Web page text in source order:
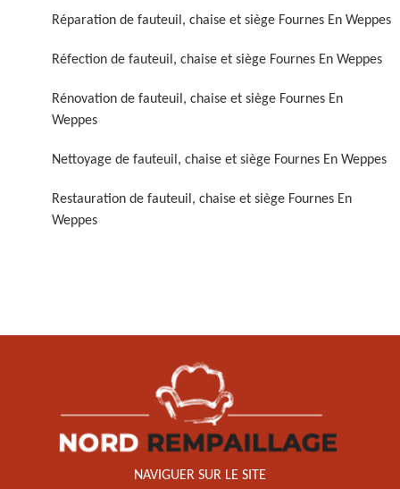
chaise et siège 59
chaise et siège 59
Réparation de fauteuil, chaise et siège Fournes En Weppes
Réfection de fauteuil, chaise et siège Fournes En Weppes
Rénovation de fauteuil, chaise et siège Fournes En
Weppes
Nettoyage de fauteuil, chaise et siège Fournes En Weppes
Restauration de fauteuil, chaise et siège Fournes En
Weppes
NAVIGUER SUR LE SITE